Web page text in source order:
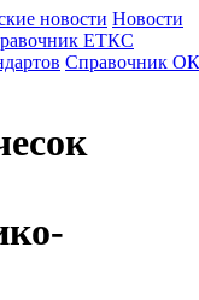
новости Новости
ЕТКС
Справочник